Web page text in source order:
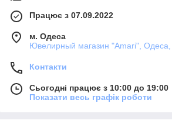
Працює з 07.09.2022
м. Одеса
Ювелирный магазин "Amari", Одеса,
Контакти
Сьогодні працює з 10:00 до 19:00
Показати весь графік роботи